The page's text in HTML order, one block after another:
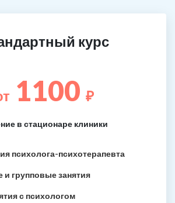
курс
1100 ₽
в стационаре клиники
психолога-психотерапевта
и групповые занятия
с психологом